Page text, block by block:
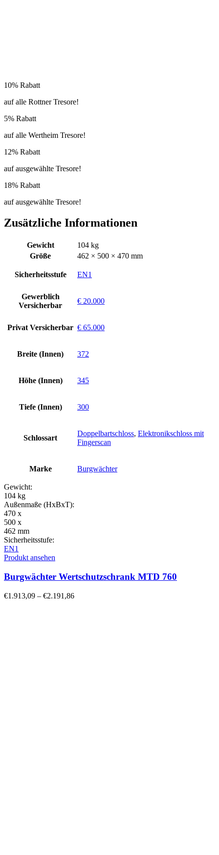
10% Rabatt
auf alle Rottner Tresore!
5% Rabatt
auf alle Wertheim Tresore!
12% Rabatt
auf ausgewählte Tresore!
18% Rabatt
auf ausgewählte Tresore!
Zusätzliche Informationen
Gewicht
104 kg
Größe
462 × 500 × 470 mm
Sicherheitsstufe EN1
Gewerblich
Versicherbar
€ 20.000
Privat Versicherbar € 65.000
Breite (Innen) 372
Höhe (Innen) 345
Tiefe (Innen) 300
Schlossart
Doppelbartschloss, Elektronikschloss mit
Fingerscan
Marke Burgwächter
Gewicht:
104 kg
Außenmaße (HxBxT):
470 x
500 x
462 mm
Sicherheitsstufe:
EN1
Produkt ansehen
Burgwächter Wertschutzschrank MTD 760
€1.913,09 – €2.191,86